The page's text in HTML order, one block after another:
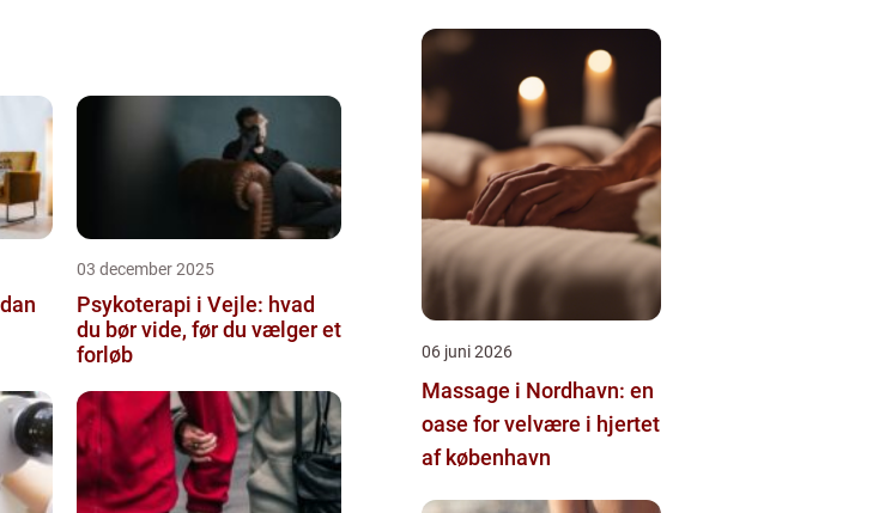
03 december 2025
Psykoterapi i Vejle: hvad
du bør vide, før du vælger et
forløb
06 juni 2026
Massage i Nordhavn: en
oase for velvære i hjertet
af københavn